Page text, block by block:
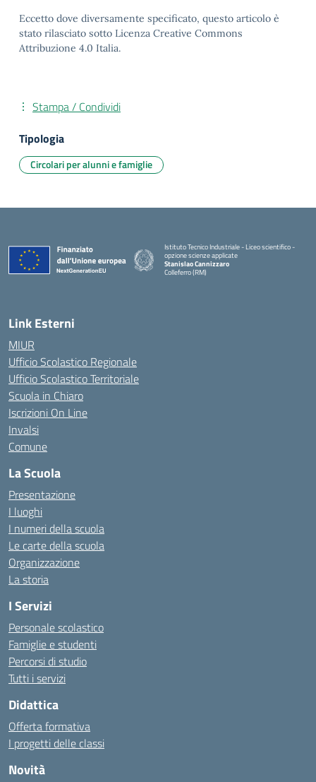
Eccetto dove diversamente specificato, questo articolo è
stato rilasciato sotto Licenza Creative Commons
Attribuzione 4.0 Italia.
Stampa / Condividi
Tipologia
Circolari per alunni e famiglie
Istituto Tecnico Industriale - Liceo scientifico -
opzione scienze applicate
Stanislao Cannizzaro
Colleferro (RM)
Link Esterni
MIUR
Ufficio Scolastico Regionale
Ufficio Scolastico Territoriale
Scuola in Chiaro
Iscrizioni On Line
Invalsi
Comune
La Scuola
Presentazione
I luoghi
I numeri della scuola
Le carte della scuola
Organizzazione
La storia
I Servizi
Personale scolastico
Famiglie e studenti
Percorsi di studio
Tutti i servizi
Didattica
Offerta formativa
I progetti delle classi
Novità